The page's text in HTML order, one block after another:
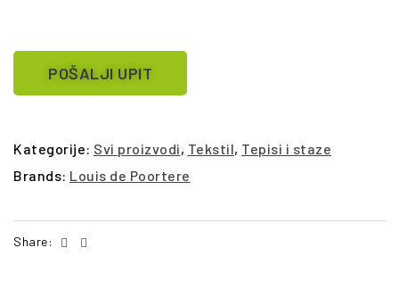
POŠALJI UPIT
Kategorije: Svi proizvodi, Tekstil, Tepisi i staze
Brands: Louis de Poortere
Share: Facebook